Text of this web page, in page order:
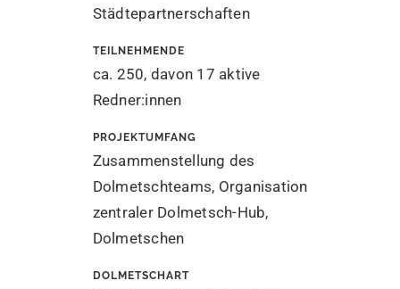
Städtepartnerschaften
TEILNEHMENDE
ca. 250, davon 17 aktive
Redner:innen
PROJEKTUMFANG
Zusammenstellung des
Dolmetschteams, Organisation
zentraler Dolmetsch-Hub,
Dolmetschen
DOLMETSCHART